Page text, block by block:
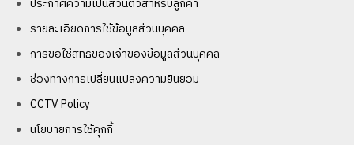
ประกาศความเป็นส่วนตัวสำหรับลูกค้า
รายละเอียดการใช้ข้อมูลส่วนบุคคล
การขอใช้สิทธิของเจ้าของข้อมูลส่วนบุคคล
ช่องทางการเปลี่ยนแปลงความยินยอม
CCTV Policy
นโยบายการใช้คุกกี้